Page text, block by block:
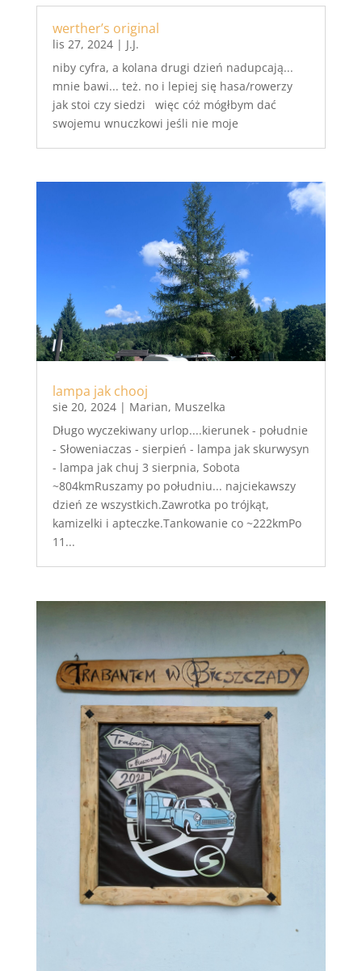
werther’s original
lis 27, 2024| J.J.
niby cyfra, a kolana drugi dzień nadupcają...
mnie bawi... też. no i lepiej się hasa/rowerzy
jak stoi czy siedzi więc cóż mógłbym dać
swojemu wnuczkowi jeśli nie moje
lampa jak chooj
sie 20, 2024| Marian, Muszelka
Długo wyczekiwany urlop....kierunek - południe
- Słoweniaczas - sierpień - lampa jak skurwysyn
- lampa jak chuj 3 sierpnia, Sobota
~804kmRuszamy po południu... najciekawszy
dzień ze wszystkich.Zawrotka po trójkąt,
kamizelki i apteczke.Tankowanie co ~222kmPo
11...